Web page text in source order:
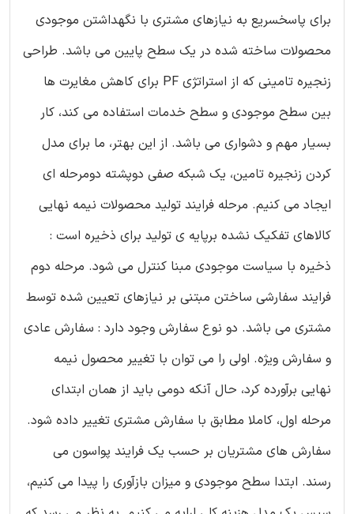
برای پاسخسریع به نیازهای مشتری با نگهداشتن موجودی
محصولات ساخته شده در یک سطح پایین می باشد. طراحی
زنجیره تامینی که از استراتژی PF برای کاهش مغایرت ها
بین سطح موجودی و سطح خدمات استفاده می کند، کار
بسیار مهم و دشواری می باشد. از این بهتر، ما برای مدل
کردن زنجیره تامین، یک شبکه صفی دوپشته دومرحله ای
ایجاد می کنیم. مرحله فرایند تولید محصولات نیمه نهایی
کالاهای تفکیک نشده برپایه ی تولید برای ذخیره است :
ذخیره با سیاست موجودی مبنا کنترل می شود. مرحله دوم
فرایند سفارشی ساختن مبتنی بر نیازهای تعیین شده توسط
مشتری می باشد. دو نوع سفارش وجود دارد : سفارش عادی
و سفارش ویژه. اولی را می توان با تغییر محصول نیمه
نهایی برآورده کرد، حال آنکه دومی باید از همان ابتدای
مرحله اول، کاملا مطابق با سفارش مشتری تغییر داده شود.
سفارش های مشتریان بر حسب یک فرایند پواسون می
رسند. ابتدا سطح موجودی و میزان بازآوری را پیدا می کنیم،